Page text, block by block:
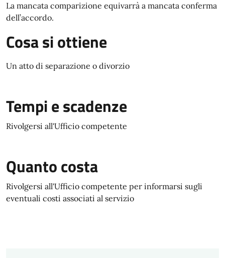
La mancata comparizione equivarrà a mancata conferma
dell’accordo.
Cosa si ottiene
Un atto di separazione o divorzio
Tempi e scadenze
Rivolgersi all'Ufficio competente
Quanto costa
Rivolgersi all'Ufficio competente per informarsi sugli
eventuali costi associati al servizio